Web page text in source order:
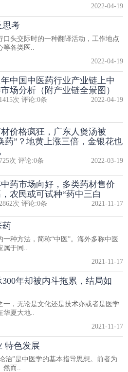
2022-04-19
思考
口头交际时的一种翻译活动，工作地点
等各类医..
2022-04-19
年中国中医药行业产业链上中
场分析（附产业链全景图）
1415次 评论:0条 2022-04-19
价格疯狂，广东人煲汤被
药”？地黄上涨三倍，金银花也
725次 评论:0条 2022-03-19
药市场向好，多类药材售价
农民或可试种“药中三白
次 评论:0条 2021-11-17
药
种方法，简称“中医”。海外多称中医
属于同..
2021-11-17
年却被内斗拖累，结局如
一，无论是文化还是技术亦或者是医学
华夏大地..
2021-11-17
特色发展
治”是中医学的基本指导思想。前者为
然而..